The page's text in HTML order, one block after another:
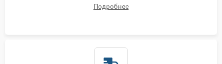
циркуляционному насосу, ТЭНу и сливной помпе.
Подробнее